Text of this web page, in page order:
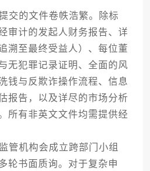
的文件卷帙浩繁。除标
审计的发起人财务报告、详
溯至最终受益人）、每位董
无犯罪记录证明、全面的风
钱与反欺诈操作流程、信息
报告，以及详尽的市场分析
所有非英文文件均需提供经
机构会成立跨部门小组
轮书面质询。对于复杂申